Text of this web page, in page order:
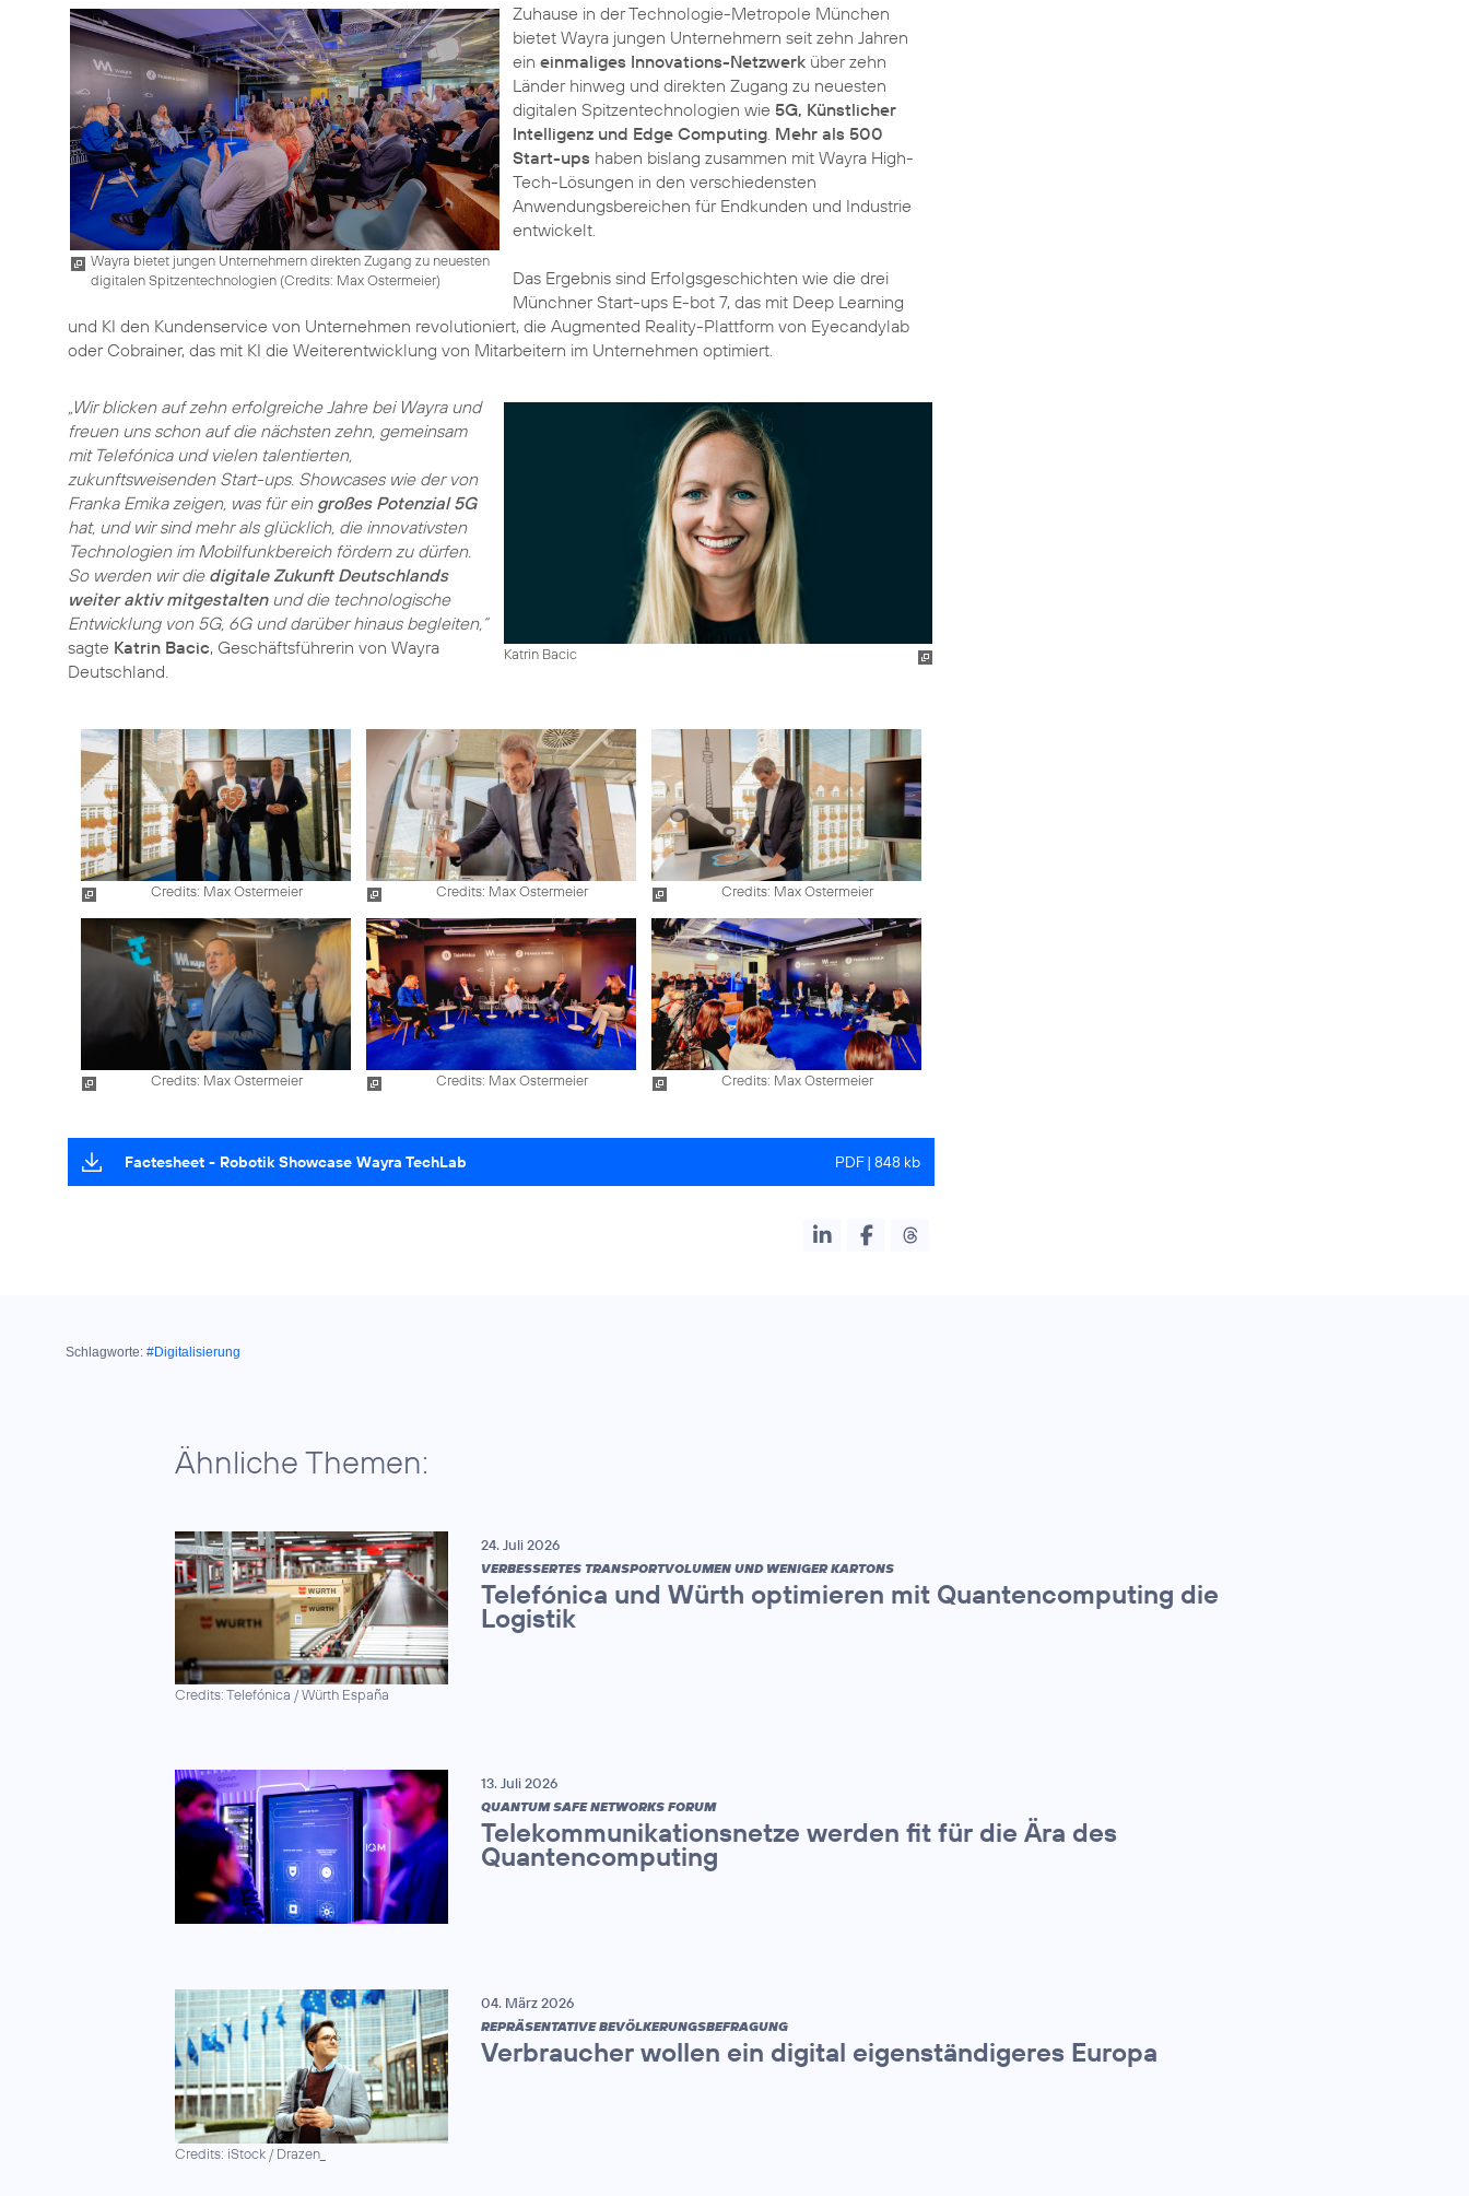
Wayra bietet jungen Unternehmern direkten Zugang zu neuesten
digitalen Spitzentechnologien (Credits: Max Ostermeier)
Zuhause in der Technologie-Metropole München
bietet Wayra jungen Unternehmern seit zehn Jahren
ein einmaliges Innovations-Netzwerküber zehn
Länder hinweg und direkten Zugang zu neuesten
digitalen Spitzentechnologien wie 5G, Künstlicher
Intelligenz und Edge Computing. Mehr als 500
Start-ups haben bislang zusammen mit Wayra High-
Tech-Lösungen in den verschiedensten
Anwendungsbereichen für Endkunden und Industrie
entwickelt.
Das Ergebnis sind Erfolgsgeschichten wie die drei
Münchner Start-ups E-bot 7, das mit Deep Learning
und KI den Kundenservice von Unternehmen revolutioniert, die Augmented Reality-Plattform von Eyecandylab
oder Cobrainer, das mit KI die Weiterentwicklung von Mitarbeitern im Unternehmen optimiert.
Katrin Bacic
„Wir blicken auf zehn erfolgreiche Jahre bei Wayra und
freuen uns schon auf die nächsten zehn, gemeinsam
mit Telefónica und vielen talentierten,
zukunftsweisenden Start-ups. Showcases wie der von
Franka Emika zeigen, was für ein großes Potenzial 5G
hat, und wir sind mehr als glücklich, die innovativsten
Technologien im Mobilfunkbereich fördern zu dürfen.
So werden wir die digitale Zukunft Deutschlands
weiter aktiv mitgestaltenund die technologische
Entwicklung von 5G, 6G und darüber hinaus begleiten,“
sagte Katrin Bacic, Geschäftsführerin von Wayra
Deutschland.
Credits: Max Ostermeier Credits: Max Ostermeier Credits: Max Ostermeier
Credits: Max Ostermeier Credits: Max Ostermeier Credits: Max Ostermeier
Factesheet - Robotik Showcase Wayra TechLab PDF | 848 kb
Schlagworte: #Digitalisierung
Ähnliche Themen:
Credits: Telefónica / Würth España
24. Juli 2026
VERBESSERTES TRANSPORTVOLUMEN UND WENIGER KARTONS
Telefónica und Würth optimieren mit Quantencomputing die
Logistik
13. Juli 2026
QUANTUM SAFE NETWORKS FORUM
Telekommunikationsnetze werden fit für die Ära des
Quantencomputing
Credits: iStock / Drazen_
04. März 2026
REPRÄSENTATIVE BEVÖLKERUNGSBEFRAGUNG
Verbraucher wollen ein digital eigenständigeres Europa